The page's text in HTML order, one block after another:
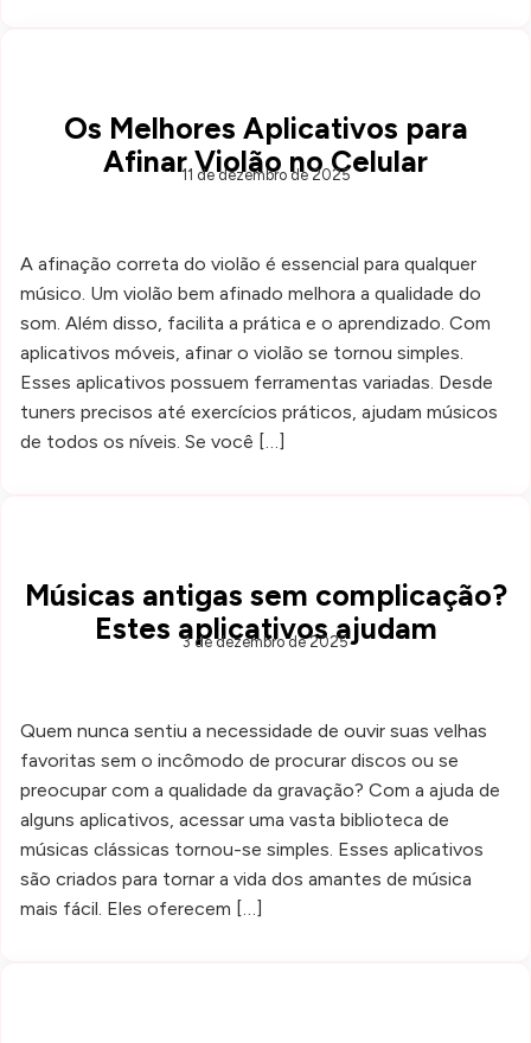
Os Melhores Aplicativos para
Afinar Violão no Celular
11 de dezembro de 2025
A afinação correta do violão é essencial para qualquer
músico. Um violão bem afinado melhora a qualidade do
som. Além disso, facilita a prática e o aprendizado. Com
aplicativos móveis, afinar o violão se tornou simples.
Esses aplicativos possuem ferramentas variadas. Desde
tuners precisos até exercícios práticos, ajudam músicos
de todos os níveis. Se você […]
Músicas antigas sem complicação?
Estes aplicativos ajudam
3 de dezembro de 2025
Quem nunca sentiu a necessidade de ouvir suas velhas
favoritas sem o incômodo de procurar discos ou se
preocupar com a qualidade da gravação? Com a ajuda de
alguns aplicativos, acessar uma vasta biblioteca de
músicas clássicas tornou-se simples. Esses aplicativos
são criados para tornar a vida dos amantes de música
mais fácil. Eles oferecem […]